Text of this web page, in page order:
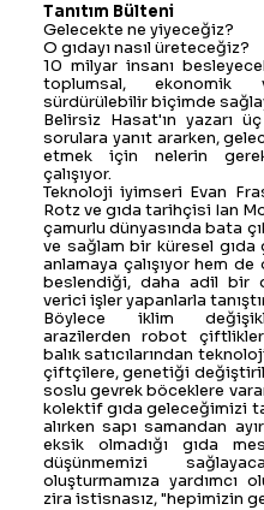
Tanıtım Bülteni
Gelecekte ne yiyeceğiz?
O gıdayı nasıl üreteceğiz?
10 milyar insanı
toplumsal, ekonomik
sürdürülebilir biçimde
Belirsiz Hasat'ın yazarı
sorulara yanıt ararken,
etmek için nelerin
çalışıyor.
Teknoloji iyimseri Evan
Rotz ve gıda tarihçisi Ian
çamurlu dünyasında bata
ve sağlam bir küresel gıda
anlamaya çalışıyor hem
beslendiği, daha adil bir
verici işler yapanlarla
Böylece iklim
arazilerden robot
balık satıcılarından
çiftçilere, genetiği
soslu gevrek böceklere
kolektif gıda geleceğimizi
alırken sapı samandan
eksik olmadığı gıda
düşünmemizi
oluşturmamıza yardımcı
zira istisnasız, "hepimizin